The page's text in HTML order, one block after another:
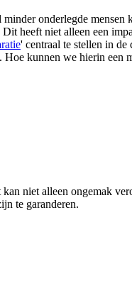
onderlegde mensen
heeft niet alleen een
' centraal te stellen in
kunnen we hierin een
niet alleen ongemak
te garanderen.